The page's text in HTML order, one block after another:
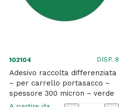
Stilcasa
quantità
102104 DISP. 8
Adesivo raccolta differenziata
– per carrello portasacco –
spessore 300 micron – verde
– Stilcasa